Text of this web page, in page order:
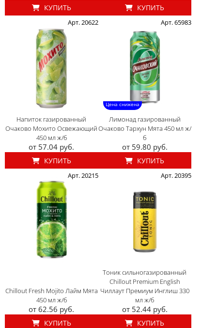
КУПИТЬ КУПИТЬ
Арт. 20622
Напиток газированный
Очаково Мохито Освежающий
450 мл ж/б
от 57.04 руб.
КУПИТЬ
Цена снижена
Арт. 65983
Лимонад газированный
Очаково Тархун Мята 450 мл ж/
б
от 59.80 руб.
КУПИТЬ
Арт. 20215
Chillout Fresh Mojito Лайм Мята
450 мл ж/б
от 62.56 руб.
КУПИТЬ
Арт. 20395
Тоник сильногазированный
Chillout Premium English
Чиллаут Премиум Инглиш 330
мл ж/б
от 52.44 руб.
КУПИТЬ